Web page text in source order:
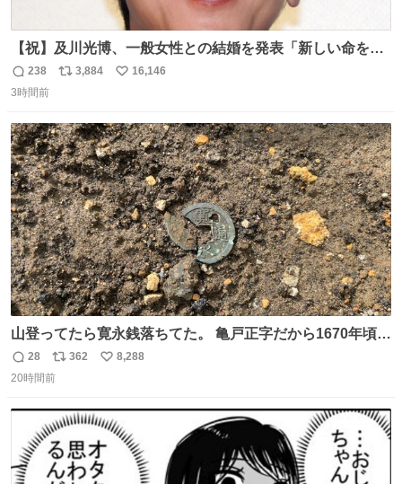
【祝】及川光博、一般女性との結婚を発表「新しい命を授
かっております」 news.livedoor.com/lite/article_d…
「私、及川光博はこの度、交際しておりました方と入籍い
も変わらず俳優として、ミッチーとして、努力し精進して
参ります」とつづった。
返
信
238
リ
ト
数
3,884
い
数
16,146
3時間前
山登ってたら寛永銭落ちてた。 亀戸正字だから1670年頃に
鋳造されたもの。
返
信
28
リ
ポ
ト
数
362
い
数
8,288
20時間前